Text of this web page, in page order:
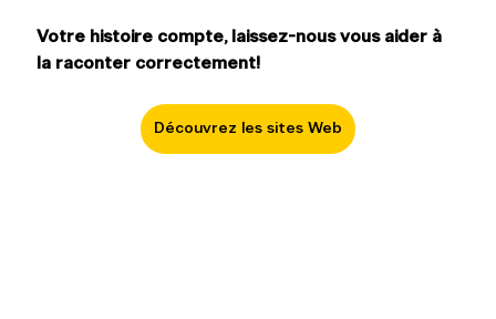
Votre histoire compte, laissez-nous vous aider à
la raconter correctement!
Découvrez les sites Web